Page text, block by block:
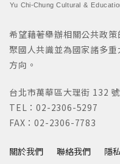
Yu Chi-Chung Cultural &
關於我們 聯絡我們 隱
希望藉著舉辦相關公共政
聚國人共識並為國家諸多
方向。
台北市萬華區大理街 132
TEL：02-2306-5297
FAX：02-2306-7783